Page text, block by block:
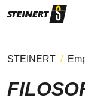
STEINERT